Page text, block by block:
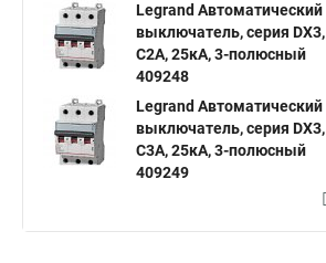
Legrand Автоматический
выключатель, серия DX3,
С2A, 25кА, 3-полюсный
409248
Legrand Автоматический
выключатель, серия DX3,
С3A, 25кА, 3-полюсный
409249